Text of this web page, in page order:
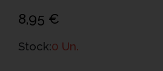
8,95 €
Stock:0 Un.